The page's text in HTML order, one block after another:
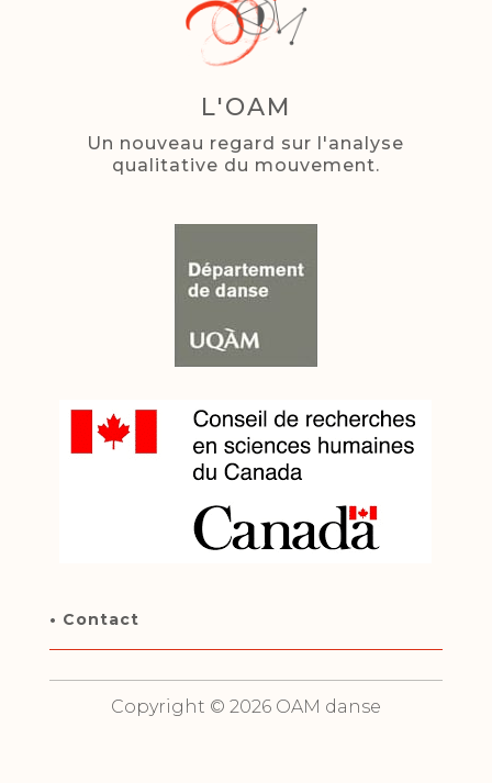
L'OAM
Un nouveau regard sur l'analyse
qualitative du mouvement.
• Contact
Copyright © 2026 OAM danse